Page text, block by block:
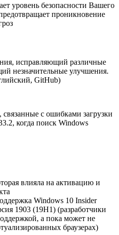
уровень безопасности Вашего
проникновение
исправляющий различные
незначительные улучшения.
GitHub)
с ошибками загрузки
когда поиск Windows
влияла на активацию и
Windows 10 Insider
1903 (19H1) (разработчики
а пока может не
браузерах)